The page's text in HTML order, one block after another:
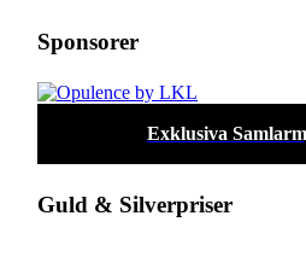
Sponsorer
Exklusiva
Guld & Silverpriser